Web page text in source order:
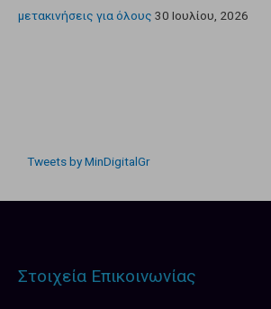
μετακινήσεις για όλους 30 Ιουλίου, 2026
Tweets by MinDigitalGr
Στοιχεία Επικοινωνίας